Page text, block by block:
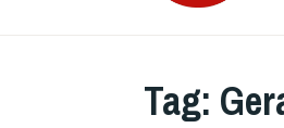
Tag: